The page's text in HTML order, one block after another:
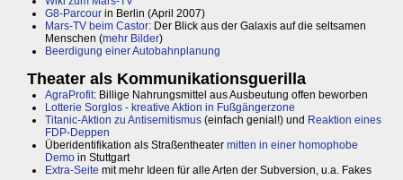
G8-Parcour in Berlin (April 2007)
Mars-TV beim Castor: Der Blick aus der Galaxis auf die seltsamen
Menschen (mehr Bilder)
Beerdigung einer Autobahnplanung
Theater als Kommunikationsguerilla
AgraProfit: Billige Nahrungsmittel aus Ausbeutung offen beworben
Lotterie Sorglos - kreative Aktion in Fußgängerzone
Titanic-Aktion zu Antisemitismus (einfach genial!) und Reaktion eines
FDP-Deppen
Überidentifikation als Straßentheater mitten in einer homophobe
Demo in Stuttgart
Extra-Seite mit mehr Ideen für alle Arten der Subversion, u.a. Fakes